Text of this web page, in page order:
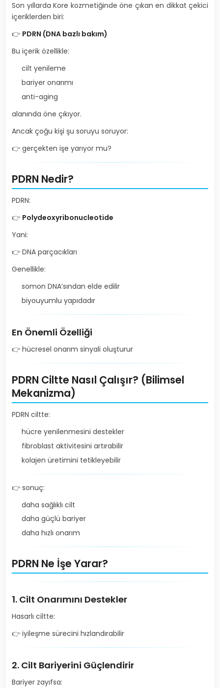
Son yıllarda Kore kozmetiğinde öne çıkan en dikkat çekici
içeriklerden biri:
👉 PDRN (DNA bazlı bakım)
Bu içerik özellikle:
cilt yenileme
bariyer onarımı
anti-aging
alanında öne çıkıyor.
Ancak çoğu kişi şu soruyu soruyor:
👉 gerçekten işe yarıyor mu?
PDRN Nedir?
PDRN:
👉 Polydeoxyribonucleotide
Yani:
👉 DNA parçacıkları
Genellikle:
somon DNA’sından elde edilir
biyouyumlu yapıdadır
En Önemli Özelliği
👉 hücresel onarım sinyali oluşturur
PDRN Ciltte Nasıl Çalışır? (Bilimsel
Mekanizma)
PDRN ciltte:
hücre yenilenmesini destekler
fibroblast aktivitesini artırabilir
kolajen üretimini tetikleyebilir
👉 sonuç:
daha sağlıklı cilt
daha güçlü bariyer
daha hızlı onarım
PDRN Ne İşe Yarar?
1. Cilt Onarımını Destekler
Hasarlı ciltte:
👉 iyileşme sürecini hızlandırabilir
2. Cilt Bariyerini Güçlendirir
Bariyer zayıfsa: